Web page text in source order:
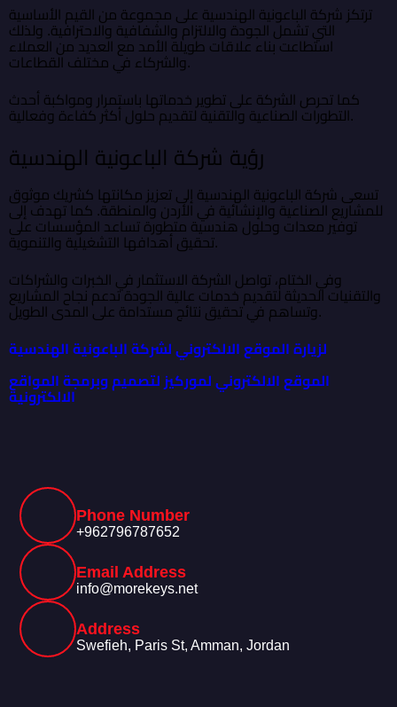
ترتكز شركة الباعونية الهندسية على مجموعة من القيم الأساسية
التي تشمل الجودة والالتزام والشفافية والاحترافية. ولذلك
استطاعت بناء علاقات طويلة الأمد مع العديد من العملاء
والشركاء في مختلف القطاعات.
كما تحرص الشركة على تطوير خدماتها باستمرار ومواكبة أحدث
التطورات الصناعية والتقنية لتقديم حلول أكثر كفاءة وفعالية.
رؤية شركة الباعونية الهندسية
تسعى شركة الباعونية الهندسية إلى تعزيز مكانتها كشريك موثوق
للمشاريع الصناعية والإنشائية في الأردن والمنطقة. كما تهدف إلى
توفير معدات وحلول هندسية متطورة تساعد المؤسسات على
تحقيق أهدافها التشغيلية والتنموية.
وفي الختام، تواصل الشركة الاستثمار في الخبرات والشراكات
والتقنيات الحديثة لتقديم خدمات عالية الجودة تدعم نجاح المشاريع
وتساهم في تحقيق نتائج مستدامة على المدى الطويل.
لزيارة الموقع الالكتروني لشركة الباعونية الهندسية
الموقع الالكتروني لموركيز لتصميم وبرمجة المواقع
الالكترونية
Phone Number
+962796787652
Email Address
info@morekeys.net
Address
Swefieh, Paris St, Amman, Jordan